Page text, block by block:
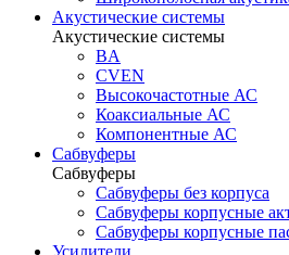
Акустические системы
Акустические системы
BA
CVEN
Высокочастотные АС
Коаксиальные АС
Компонентные АС
Сабвуферы
Сабвуферы
Сабвуферы без корпуса
Сабвуферы корпусные
Сабвуферы корпусные